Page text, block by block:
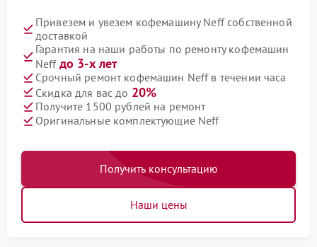
Привезем и увезем кофемашину Neff собственной
доставкой
Гарантия на наши работы по ремонту кофемашин
Neff до 3-х лет
Срочный ремонт кофемашин Neff в течении часа
Скидка для вас до 20%
Получите 1500 рублей на ремонт
Оригинальные комплектующие Neff
Получить консультацию
Наши цены